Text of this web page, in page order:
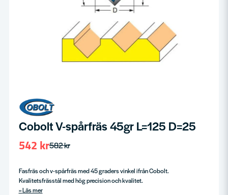
Cobolt V-spårfräs 45gr L=125 D=25
582 kr
542 kr
Fasfräs och v-spårfräs med 45 graders vinkel ifrån Cobolt.
Kvalitetsfrässtål med hög precision och kvalitet.
Läs mer